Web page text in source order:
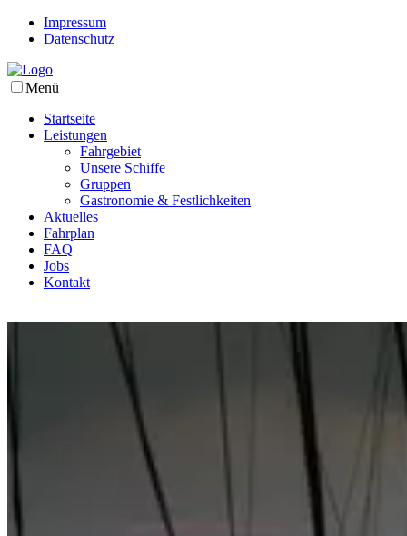
Impressum
Datenschutz
Menü
Startseite
Leistungen
Fahrgebiet
Unsere Schiffe
Gruppen
Gastronomie & Festlichkeiten
Aktuelles
Fahrplan
FAQ
Jobs
Kontakt